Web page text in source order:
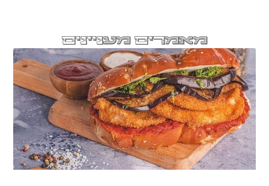
מאמרים מעניינים